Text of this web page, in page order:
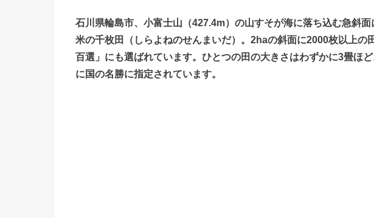
石川県輪島市、小富士山（427.4m）の山すそが海に落ち込む急斜
米の千枚田（しらよねのせんまいだ）。2haの斜面に2000枚以上の
百選」にも選ばれています。ひとつの田の大きさはわずかに3畳ほ
に国の名勝に指定されています。